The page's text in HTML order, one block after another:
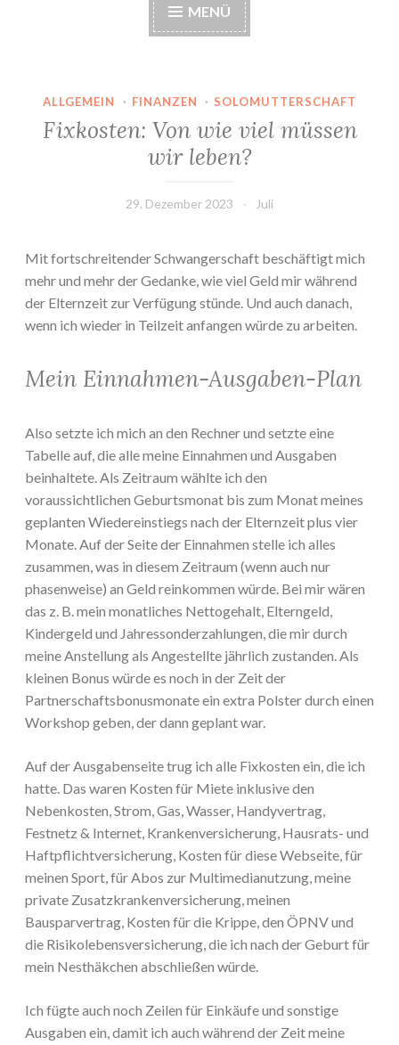
MENÜ
ALLGEMEIN · FINANZEN · SOLOMUTTERSCHAFT
Fixkosten: Von wie viel müssen
wir leben?
29. Dezember 2023 Juli
Mit fortschreitender Schwangerschaft beschäftigt mich
mehr und mehr der Gedanke, wie viel Geld mir während
der Elternzeit zur Verfügung stünde. Und auch danach,
wenn ich wieder in Teilzeit anfangen würde zu arbeiten.
Mein Einnahmen-Ausgaben-Plan
Also setzte ich mich an den Rechner und setzte eine
Tabelle auf, die alle meine Einnahmen und Ausgaben
beinhaltete. Als Zeitraum wählte ich den
voraussichtlichen Geburtsmonat bis zum Monat meines
geplanten Wiedereinstiegs nach der Elternzeit plus vier
Monate. Auf der Seite der Einnahmen stelle ich alles
zusammen, was in diesem Zeitraum (wenn auch nur
phasenweise) an Geld reinkommen würde. Bei mir wären
das z. B. mein monatliches Nettogehalt, Elterngeld,
Kindergeld und Jahressonderzahlungen, die mir durch
meine Anstellung als Angestellte jährlich zustanden. Als
kleinen Bonus würde es noch in der Zeit der
Partnerschaftsbonusmonate ein extra Polster durch einen
Workshop geben, der dann geplant war.
Auf der Ausgabenseite trug ich alle Fixkosten ein, die ich
hatte. Das waren Kosten für Miete inklusive den
Nebenkosten, Strom, Gas, Wasser, Handyvertrag,
Festnetz & Internet, Krankenversicherung, Hausrats- und
Haftpflichtversicherung, Kosten für diese Webseite, für
meinen Sport, für Abos zur Multimedianutzung, meine
private Zusatzkrankenversicherung, meinen
Bausparvertrag, Kosten für die Krippe, den ÖPNV und
die Risikolebensversicherung, die ich nach der Geburt für
mein Nesthäkchen abschließen würde.
Ich fügte auch noch Zeilen für Einkäufe und sonstige
Ausgaben ein, damit ich auch während der Zeit meine